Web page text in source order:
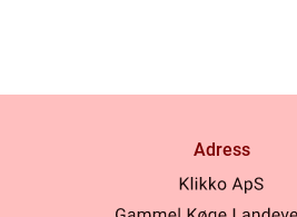
Adress